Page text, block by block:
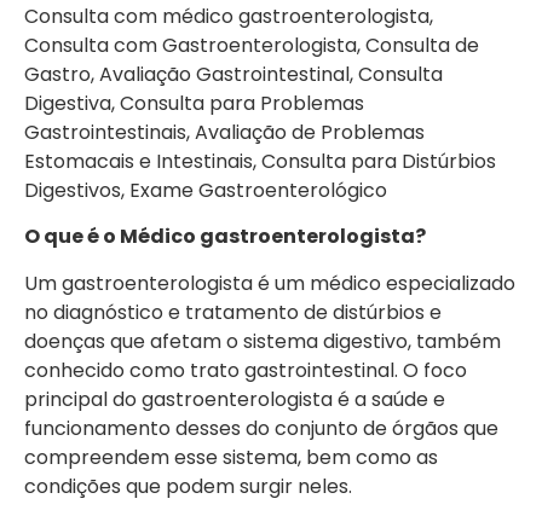
Consulta com médico gastroenterologista,
Consulta com Gastroenterologista, Consulta de
Gastro, Avaliação Gastrointestinal, Consulta
Digestiva, Consulta para Problemas
Gastrointestinais, Avaliação de Problemas
Estomacais e Intestinais, Consulta para Distúrbios
Digestivos, Exame Gastroenterológico
O que é o Médico gastroenterologista?
Um gastroenterologista é um médico especializado
no diagnóstico e tratamento de distúrbios e
doenças que afetam o sistema digestivo, também
conhecido como trato gastrointestinal. O foco
principal do gastroenterologista é a saúde e
funcionamento desses do conjunto de órgãos que
compreendem esse sistema, bem como as
condições que podem surgir neles.